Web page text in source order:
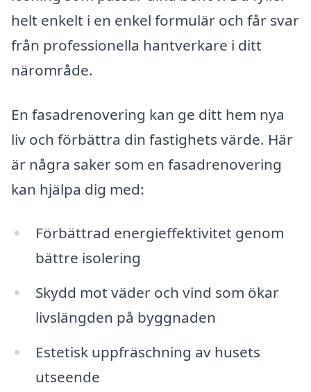
helt enkelt i en enkel formulär och får svar
från professionella hantverkare i ditt
närområde.
En fasadrenovering kan ge ditt hem nya
liv och förbättra din fastighets värde. Här
är några saker som en fasadrenovering
kan hjälpa dig med:
Förbättrad energieffektivitet genom
bättre isolering
Skydd mot väder och vind som ökar
livslängden på byggnaden
Estetisk uppfräschning av husets
utseende